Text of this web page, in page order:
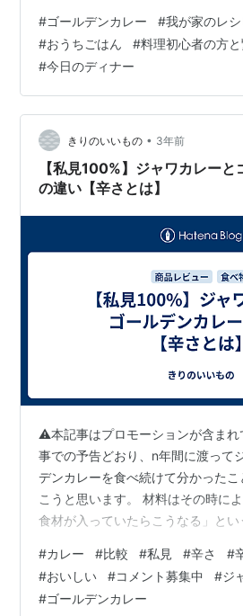
って来たのですが、前に高松市内の
時に、他のお客さんから「ゴールデ
美味しいけん一回食べてみて下さい
び交ったのを思い出し、今回のカ
レー』を使用する形でチキンカレ
デンカレーで作るチキンカレ…
#ゴールデンカレー #我が家のレ
#おうちごはん #料理初心者の方
#今日のディナー
きりのいいもの • 3年前
【私見100%】ジャワカレー
の違い【辛さとは】
⚠本記事はプロモーションが含まれ
事での予告どおり、n年間に渡って
デンカレーを食べ続けて分かった
こうと思います。 材料はその時に
食材が入っていたらこうなる」とい
の味」のキャッチコピーに恥じぬ、
す。 その分最初のジャブが大きく
ともれなく死にます。 我が家のカ
#カレー #比較 #私見 #辛さ #
#おいしい #コメント募集中 #ジ
#ゴールデンカレー